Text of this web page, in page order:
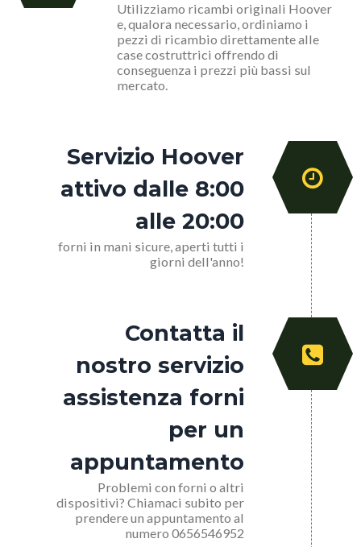
Utilizziamo ricambi originali Hoover
e, qualora necessario, ordiniamo i
pezzi di ricambio direttamente alle
case costruttrici offrendo di
conseguenza i prezzi più bassi sul
mercato.
Servizio Hoover
attivo dalle 8:00
alle 20:00
forni in mani sicure, aperti tutti i
giorni dell'anno!
Contatta il
nostro servizio
assistenza forni
per un
appuntamento
Problemi con forni o altri
dispositivi? Chiamaci subito per
prendere un appuntamento al
numero 0656546952